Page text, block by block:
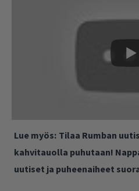
Lue myös: Tilaa Rumban
kahvitauolla puhutaan!
uutiset ja puheenaiheet